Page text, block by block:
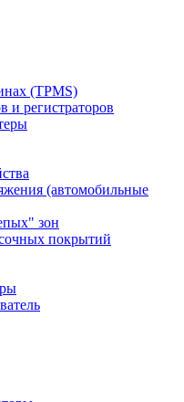
(TPMS)
и регистраторов
(автомобильные
зон
покрытий